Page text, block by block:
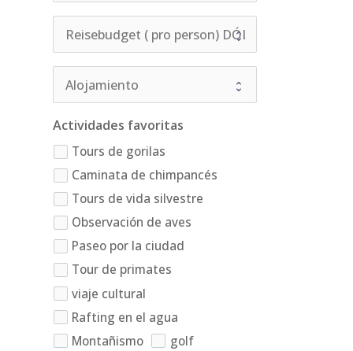
Actividades favoritas
Tours de gorilas
Caminata de chimpancés
Tours de vida silvestre
Observación de aves
Paseo por la ciudad
Tour de primates
viaje cultural
Rafting en el agua
Montañismo
golf